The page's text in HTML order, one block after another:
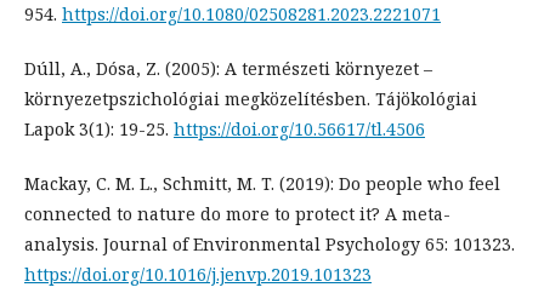
954. https://doi.org/10.1080/02508281.2023.2221071
Dúll, A., Dósa, Z. (2005): A természeti környezet –
környezetpszichológiai megközelítésben. Tájökológiai
Lapok 3(1): 19-25. https://doi.org/10.56617/tl.4506
Mackay, C. M. L., Schmitt, M. T. (2019): Do people who feel
connected to nature do more to protect it? A meta-
analysis. Journal of Environmental Psychology 65: 101323.
https://doi.org/10.1016/j.jenvp.2019.101323